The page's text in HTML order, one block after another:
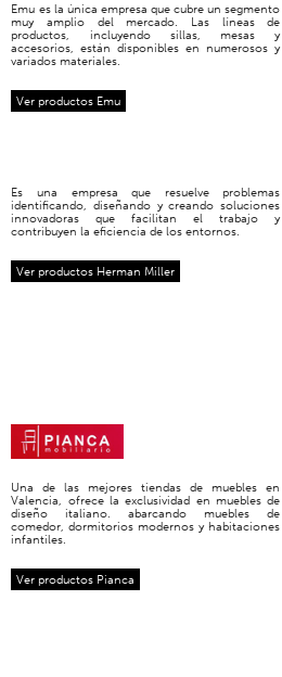
Emu es la única empresa que cubre un segmento
muy amplio del mercado. Las líneas de
productos, incluyendo sillas, mesas y
accesorios, están disponibles en numerosos y
variados materiales.
Ver productos Emu
Es una empresa que resuelve problemas
identificando, diseñando y creando soluciones
innovadoras que facilitan el trabajo y
contribuyen la eficiencia de los entornos.
Ver productos Herman Miller
Una de las mejores tiendas de muebles en
Valencia, ofrece la exclusividad en muebles de
diseño italiano. abarcando muebles de
comedor, dormitorios modernos y habitaciones
infantiles.
Ver productos Pianca